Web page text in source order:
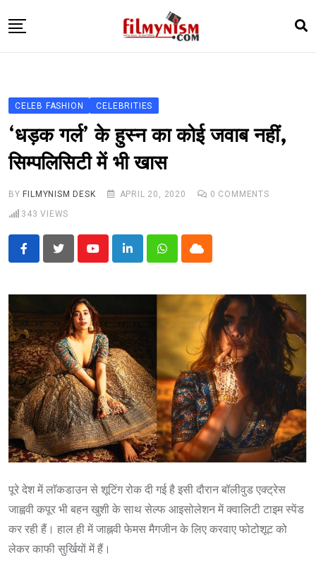
to
TELEVISION
BHOJPURI
NEWS ABTAK
STARRY SIDES
CELEB FASHION CELEBRITIES
‘धड़क गर्ल’ के हुस्न का कोई जवाब नहीं,
सिम्पलिसिटी में भी खास
BY FILMYNISM DESK APRIL 20, 2020 0 COMMENTS
343 VIEWS
YoutubeLinkedInWhatsappCloud
पूरे देश में लाॅकडाउन से शूटिंग रोक दी गई है इसी दौरान बॉलीवुड एक्ट्रेस
जाह्ववी कपूर भी बहन खुशी के साथ सेल्फ आइसोलेशन में क्वालिटी टाइम स्पेंड
कर रही हैं। हाल ही में जाह्नवी फेमस मैगजीन के लिए करवाए फोटोशूट को
लेकर काफी सुर्खियों में हैं।